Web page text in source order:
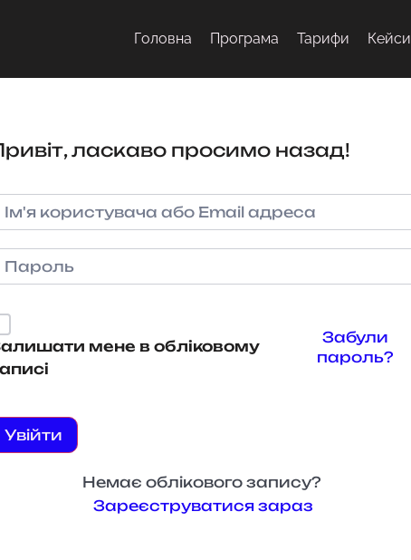
Головна Програма Тарифи Кейси
ласкаво просимо назад!
мене в обліковому
Забули
пароль?
Увійти
Немає облікового запису?
Зареєструватися зараз